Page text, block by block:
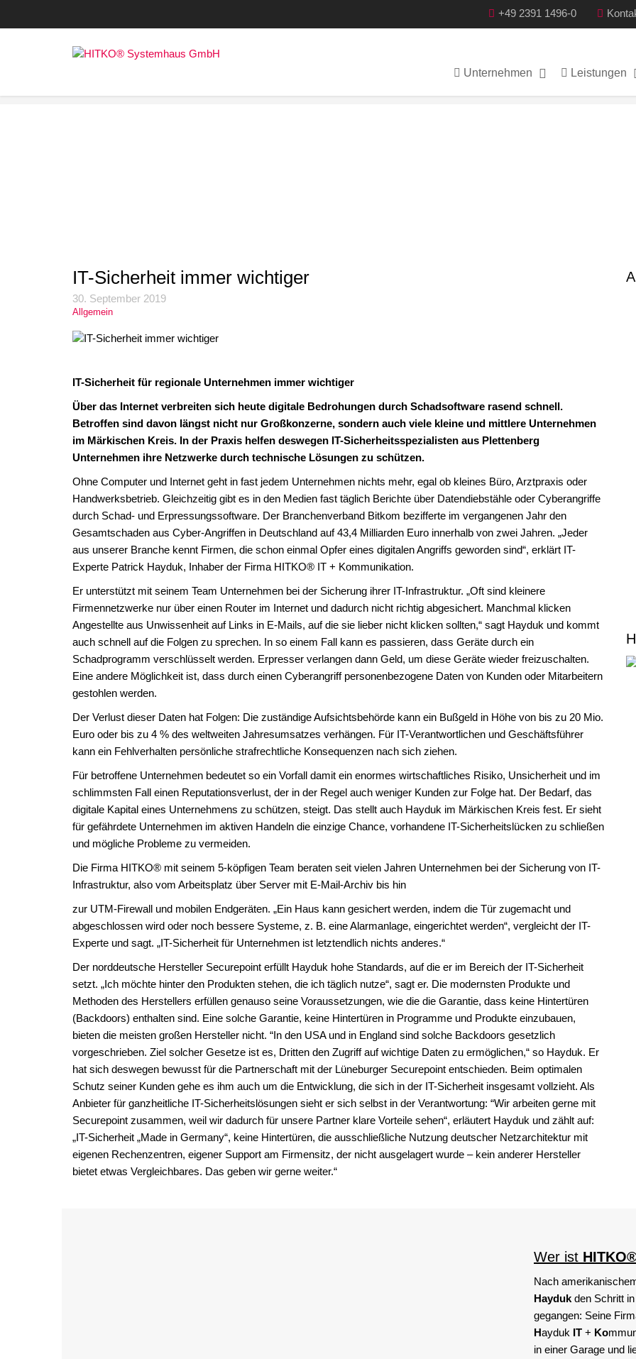
+49 2391 1496-0
Unternehmen Leistungen
IT-Sicherheit immer wichtiger
IT-Sicherheit immer wichtiger
30. September 2019
Allgemein
IT-Sicherheit für regionale Unternehmen immer wichtiger
Über das Internet verbreiten sich heute digitale Bedrohungen durch Schadsoftware rasend schnell.
Betroffen sind davon längst nicht nur Großkonzerne, sondern auch viele kleine und mittlere Unternehmen
im Märkischen Kreis. In der Praxis helfen deswegen IT-Sicherheitsspezialisten aus Plettenberg
Unternehmen ihre Netzwerke durch technische Lösungen zu schützen.
Ohne Computer und Internet geht in fast jedem Unternehmen nichts mehr, egal ob kleines Büro, Arztpraxis oder
Handwerksbetrieb. Gleichzeitig gibt es in den Medien fast täglich Berichte über Datendiebstähle oder Cyberangriffe
durch Schad- und Erpressungssoftware. Der Branchenverband Bitkom bezifferte im vergangenen Jahr den
Gesamtschaden aus Cyber-Angriffen in Deutschland auf 43,4 Milliarden Euro innerhalb von zwei Jahren. „Jeder
aus unserer Branche kennt Firmen, die schon einmal Opfer eines digitalen Angriffs geworden sind“, erklärt IT-
Experte Patrick Hayduk, Inhaber der Firma HITKO® IT + Kommunikation.
Er unterstützt mit seinem Team Unternehmen bei der Sicherung ihrer IT-Infrastruktur. „Oft sind kleinere
Firmennetzwerke nur über einen Router im Internet und dadurch nicht richtig abgesichert. Manchmal klicken
Angestellte aus Unwissenheit auf Links in E-Mails, auf die sie lieber nicht klicken sollten,“ sagt Hayduk und kommt
auch schnell auf die Folgen zu sprechen. In so einem Fall kann es passieren, dass Geräte durch ein
Schadprogramm verschlüsselt werden. Erpresser verlangen dann Geld, um diese Geräte wieder freizuschalten.
Eine andere Möglichkeit ist, dass durch einen Cyberangriff personenbezogene Daten von Kunden oder Mitarbeitern
gestohlen werden.
Der Verlust dieser Daten hat Folgen: Die zuständige Aufsichtsbehörde kann ein Bußgeld in Höhe von bis zu 20 Mio.
Euro oder bis zu 4 % des weltweiten Jahresumsatzes verhängen. Für IT-Verantwortlichen und Geschäftsführer
kann ein Fehlverhalten persönliche strafrechtliche Konsequenzen nach sich ziehen.
Für betroffene Unternehmen bedeutet so ein Vorfall damit ein enormes wirtschaftliches Risiko, Unsicherheit und im
schlimmsten Fall einen Reputationsverlust, der in der Regel auch weniger Kunden zur Folge hat. Der Bedarf, das
digitale Kapital eines Unternehmens zu schützen, steigt. Das stellt auch Hayduk im Märkischen Kreis fest. Er sieht
für gefährdete Unternehmen im aktiven Handeln die einzige Chance, vorhandene IT-Sicherheitslücken zu schließen
und mögliche Probleme zu vermeiden.
Die Firma HITKO® mit seinem 5-köpfigen Team beraten seit vielen Jahren Unternehmen bei der Sicherung von IT-
Infrastruktur, also vom Arbeitsplatz über Server mit E-Mail-Archiv bis hin
zur UTM-Firewall und mobilen Endgeräten. „Ein Haus kann gesichert werden, indem die Tür zugemacht und
abgeschlossen wird oder noch bessere Systeme, z. B. eine Alarmanlage, eingerichtet werden“, vergleicht der IT-
Experte und sagt. „IT-Sicherheit für Unternehmen ist letztendlich nichts anderes.“
Der norddeutsche Hersteller Securepoint erfüllt Hayduk hohe Standards, auf die er im Bereich der IT-Sicherheit
setzt. „Ich möchte hinter den Produkten stehen, die ich täglich nutze“, sagt er. Die modernsten Produkte und
Methoden des Herstellers erfüllen genauso seine Voraussetzungen, wie die die Garantie, dass keine Hintertüren
(Backdoors) enthalten sind. Eine solche Garantie, keine Hintertüren in Programme und Produkte einzubauen,
bieten die meisten großen Hersteller nicht. “In den USA und in England sind solche Backdoors gesetzlich
vorgeschrieben. Ziel solcher Gesetze ist es, Dritten den Zugriff auf wichtige Daten zu ermöglichen,“ so Hayduk. Er
hat sich deswegen bewusst für die Partnerschaft mit der Lüneburger Securepoint entschieden. Beim optimalen
Schutz seiner Kunden gehe es ihm auch um die Entwicklung, die sich in der IT-Sicherheit insgesamt vollzieht. Als
Anbieter für ganzheitliche IT-Sicherheitslösungen sieht er sich selbst in der Verantwortung: “Wir arbeiten gerne mit
Securepoint zusammen, weil wir dadurch für unsere Partner klare Vorteile sehen“, erläutert Hayduk und zählt auf:
„IT-Sicherheit „Made in Germany“, keine Hintertüren, die ausschließliche Nutzung deutscher Netzarchitektur mit
eigenen Rechenzentren, eigener Support am Firmensitz, der nicht ausgelagert wurde – kein anderer Hersteller
bietet etwas Vergleichbares. Das geben wir gerne weiter.“
Wer ist
Nach
Hayduk den Schritt
gegangen: Seine
Hayduk IT + Ko
in einer Garage und